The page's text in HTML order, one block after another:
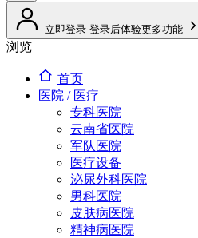
立即登录 登录后体验更多功能
浏览
首页
医院 / 医疗
专科医院
云南省医院
军队医院
医疗设备
泌尿外科医院
男科医院
皮肤病医院
精神病医院